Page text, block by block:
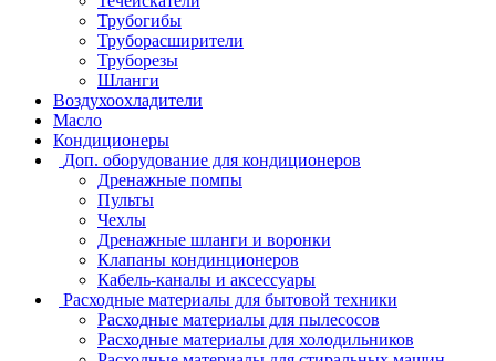
Трубогибы
Труборасширители
Труборезы
Шланги
Воздухоохладители
Масло
Кондиционеры
Доп. оборудование для кондиционеров
Дренажные помпы
Пульты
Чехлы
Дренажные шланги и воронки
Клапаны кондинционеров
Кабель-каналы и аксессуары
Расходные материалы для бытовой техники
Расходные материалы для пылесосов
Расходные материалы для холодильников